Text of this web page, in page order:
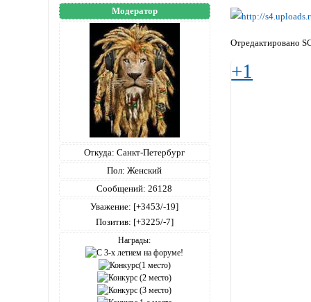
Модератор
Откуда: Санкт-Петербург
Пол: Женский
Сообщений: 26128
Уважение: [+3453/-19]
Позитив: [+3225/-7]
Награды:
Отредактировано
+1